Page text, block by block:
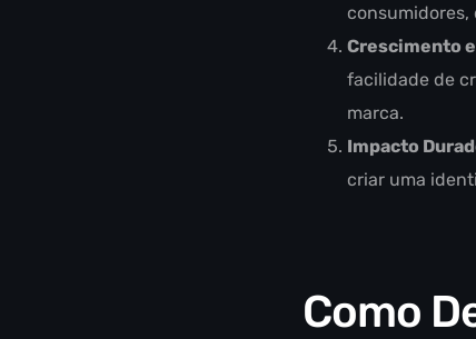
consumidores,
Crescimento
facilidade de
marca.
Impacto
criar uma
Como